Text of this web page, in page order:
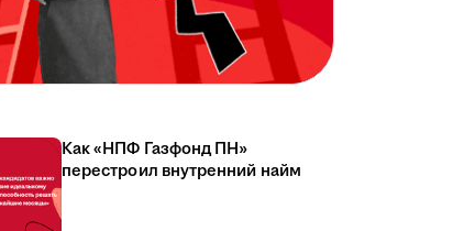
Как «НПФ Газфонд ПН»
перестроил внутренний найм